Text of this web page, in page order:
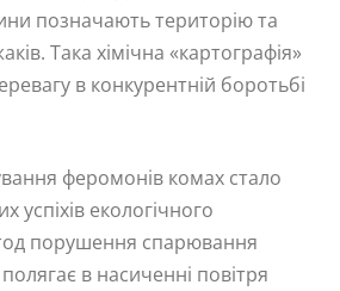
позначають територію та
Така хімічна «картографія»
в конкурентній боротьбі
феромонів комах стало
успіхів екологічного
порушення спарювання
в насиченні повітря